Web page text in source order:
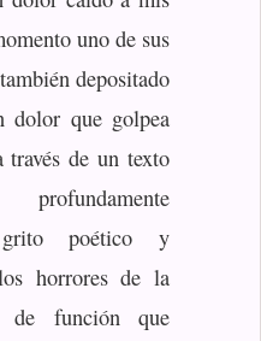
uno de sus
depositado
dolor que golpea
través de un texto
grito poético y
horrores de la
de función que